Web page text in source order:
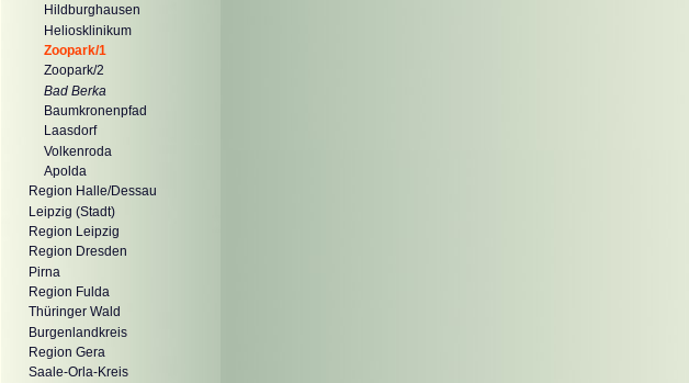
Hildburghausen
Heliosklinikum
Zoopark/1
Zoopark/2
Bad Berka
Baumkronenpfad
Laasdorf
Volkenroda
Apolda
Region Halle/Dessau
Leipzig (Stadt)
Region Leipzig
Region Dresden
Pirna
Region Fulda
Thüringer Wald
Burgenlandkreis
Region Gera
Saale-Orla-Kreis